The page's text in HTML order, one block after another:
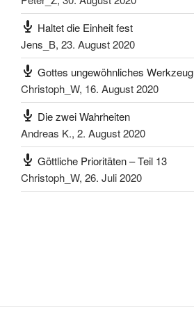
Haltet die Einheit fest
Jens_B, 23. August 2020
Gottes ungewöhnliches Werkzeug
Christoph_W, 16. August 2020
Die zwei Wahrheiten
Andreas K., 2. August 2020
Göttliche Prioritäten – Teil 13
Christoph_W, 26. Juli 2020